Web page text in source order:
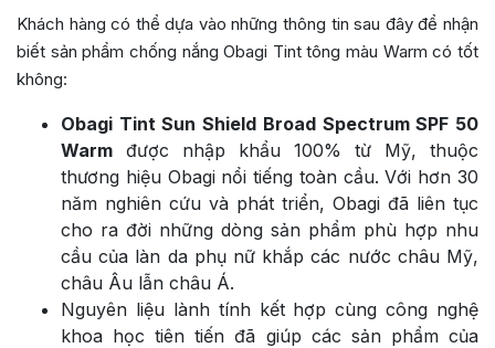
Khách hàng có thể dựa vào những thông tin sau đây để nhận
biết sản phẩm chống nắng Obagi Tint tông màu Warm có tốt
không:
Obagi Tint Sun Shield Broad Spectrum SPF 50
Warm được nhập khẩu 100% từ Mỹ, thuộc
thương hiệu Obagi nổi tiếng toàn cầu. Với hơn 30
năm nghiên cứu và phát triển, Obagi đã liên tục
cho ra đời những dòng sản phẩm phù hợp nhu
cầu của làn da phụ nữ khắp các nước châu Mỹ,
châu Âu lẫn châu Á.
Nguyên liệu lành tính kết hợp cùng công nghệ
khoa học tiên tiến đã giúp các sản phẩm của